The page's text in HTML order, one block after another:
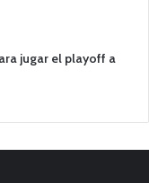
jugar el playoff a